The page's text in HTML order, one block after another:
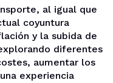
al igual que
coyuntura
y la subida de
diferentes
aumentar los
experiencia